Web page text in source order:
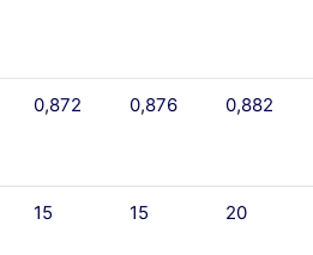
0,872 0,876 0,882
15 15 20